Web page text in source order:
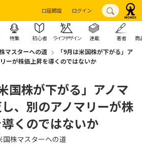
口座開設 ログイン
特集 初心者 ライフデザイン 連載 著者 商
マスターへの道
「9月は米国株が下がる」ア
ーが株価上昇を導くのではないか
国株が下がる」アノマ
、別のアノマリーが株
くのではないか
国株マスターへの道